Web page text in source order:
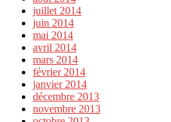
juillet 2014
juin 2014
mai 2014
avril 2014
mars 2014
février 2014
janvier 2014
décembre 2013
novembre 2013